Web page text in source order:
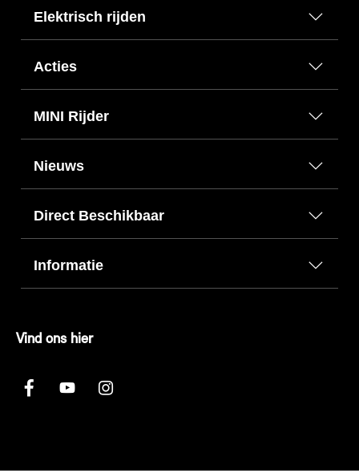
Elektrisch rijden
Acties
MINI Rijder
Nieuws
Direct Beschikbaar
Informatie
Vind ons hier